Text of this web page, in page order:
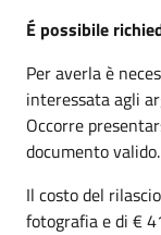
É possibile
Per averla è
interessata agli
Occorre
documento valido.
Il costo del
fotografia e di €